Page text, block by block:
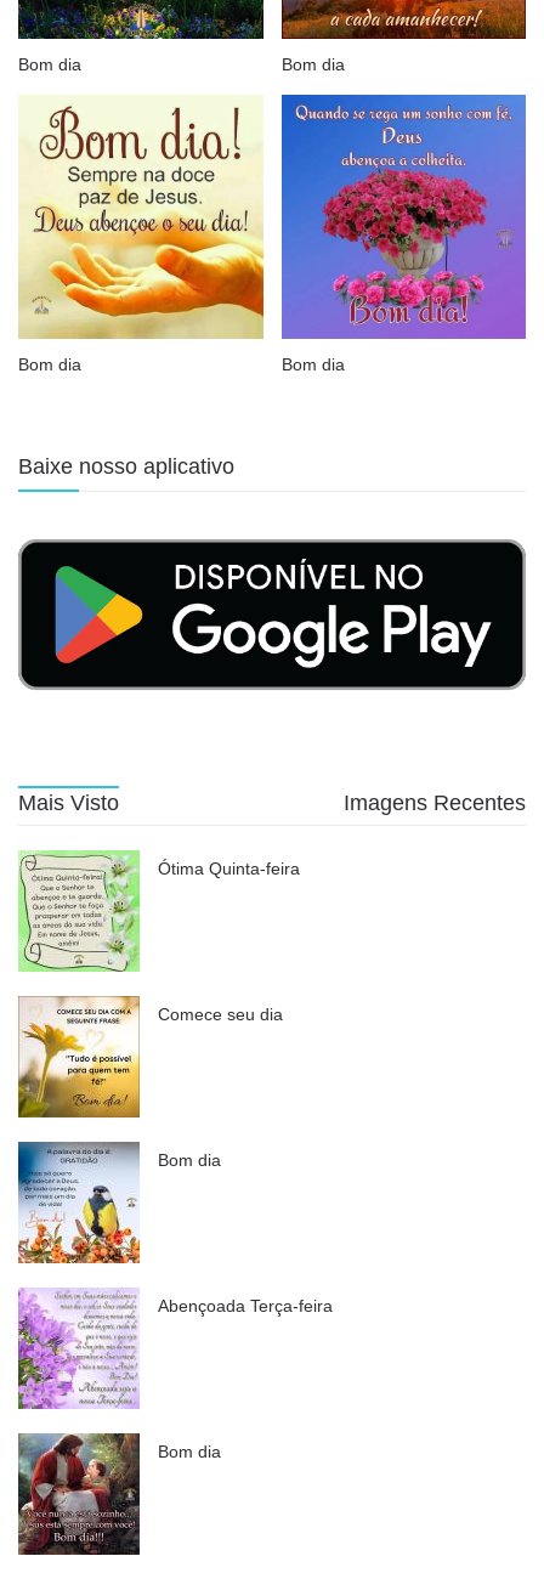
Bom dia Bom dia
Bom dia Bom dia
Baixe nosso aplicativo
Mais Visto Imagens Recentes
Ótima Quinta-feira
Comece seu dia
Bom dia
Abençoada Terça-feira
Bom dia